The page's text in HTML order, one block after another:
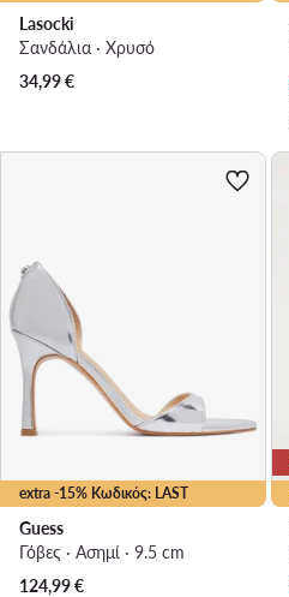
Lasocki
Σανδάλια · Χρυσό
34,99€
extra -15% Κωδικός: LAST
Guess
Γόβες · Ασημί · 9.5 cm
124,99€